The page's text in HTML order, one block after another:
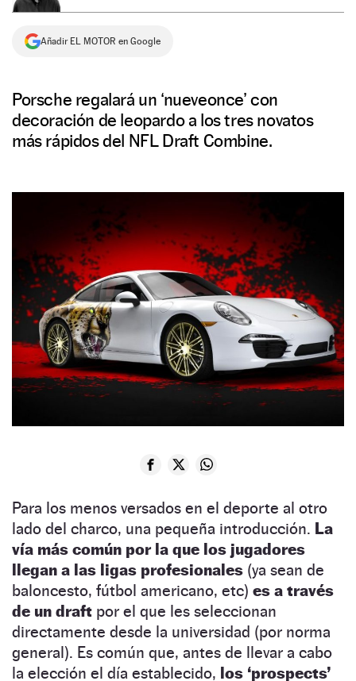
Añadir EL MOTOR en Google
Porsche regalará un ‘nueveonce’ con
decoración de leopardo a los tres novatos
más rápidos del NFL Draft Combine.
Para los menos versados en el deporte al otro
lado del charco, una pequeña introducción. La
vía más común por la que los jugadores
llegan a las ligas profesionales (ya sean de
baloncesto, fútbol americano, etc) es a través
de un draft por el que les seleccionan
directamente desde la universidad (por norma
general). Es común que, antes de llevar a cabo
la elección el día establecido, los ‘prospects’